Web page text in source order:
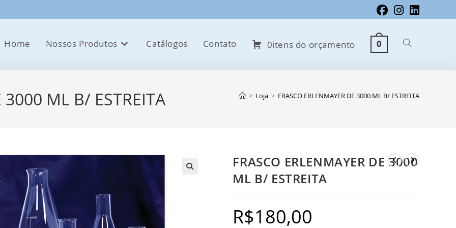
Home Nossos Produtos Catálogos Contato 0itens do orçamento 0 Alternar
pesquisa
3000 ML B/ ESTREITA > Loja > FRASCO ERLENMAYER DE 3000 ML B/ ESTREITA
FRASCO ERLENMAYER DE 3000
ML B/ ESTREITA
R$180,00